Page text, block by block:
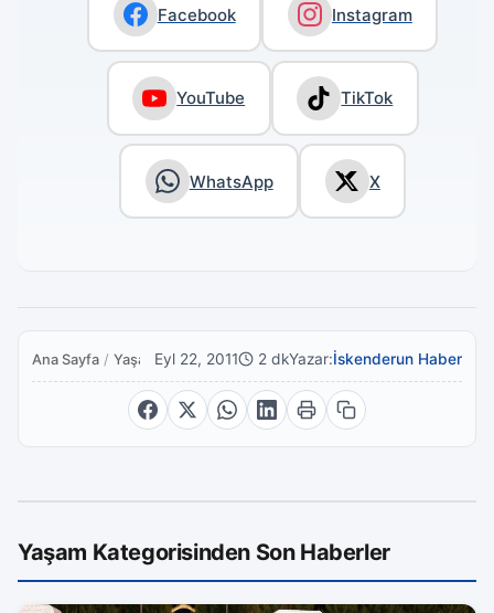
Facebook Instagram
YouTube TikTok
WhatsApp X
Ana Sayfa / YaşamEyl 22, 2011 2 dkYazar:İskenderun Haber
Yaşam Kategorisinden Son Haberler